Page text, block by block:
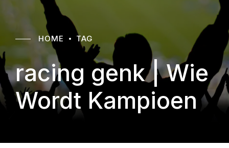
HOME TAG
racing genk | Wie
Wordt Kampioen